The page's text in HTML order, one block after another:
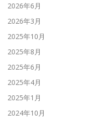
2026年6月
2026年3月
2025年10月
2025年8月
2025年6月
2025年4月
2025年1月
2024年10月